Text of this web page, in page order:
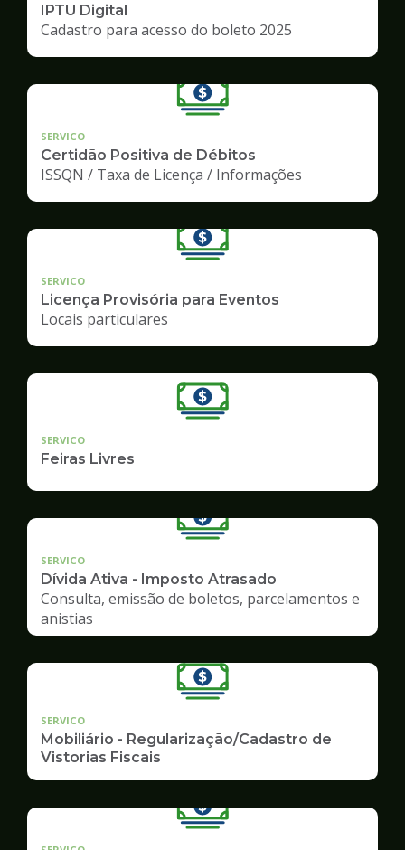
IPTU Digital
Cadastro para acesso do boleto 2025
SERVICO
Certidão Positiva de Débitos
ISSQN / Taxa de Licença / Informações
SERVICO
Licença Provisória para Eventos
Locais particulares
SERVICO
Feiras Livres
SERVICO
Dívida Ativa - Imposto Atrasado
Consulta, emissão de boletos, parcelamentos e
anistias
SERVICO
Mobiliário - Regularização/Cadastro de
Vistorias Fiscais